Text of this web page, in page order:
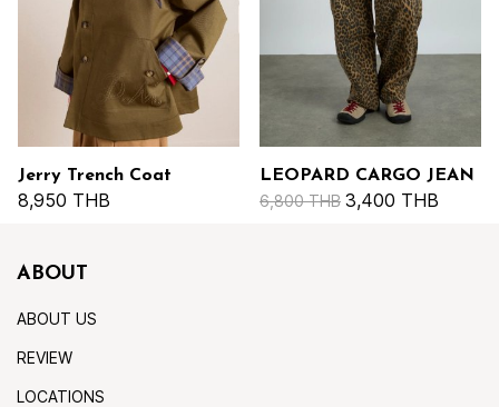
Jerry Trench Coat
8,950 THB
LEOPARD CARGO JEAN
6,800 THB 3,400 THB
ABOUT
ABOUT US
REVIEW
LOCATIONS